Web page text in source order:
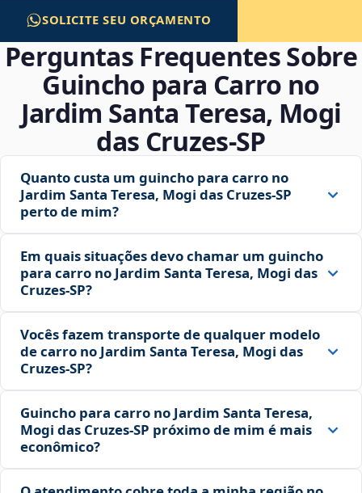
SOLICITE SEU ORÇAMENTO
Perguntas Frequentes Sobre
Guincho para Carro no
Jardim Santa Teresa, Mogi
das Cruzes‑SP
Quanto custa um guincho para carro no
Jardim Santa Teresa, Mogi das Cruzes‑SP
perto de mim?
Em quais situações devo chamar um guincho
para carro no Jardim Santa Teresa, Mogi das
Cruzes‑SP?
Vocês fazem transporte de qualquer modelo
de carro no Jardim Santa Teresa, Mogi das
Cruzes‑SP?
Guincho para carro no Jardim Santa Teresa,
Mogi das Cruzes‑SP próximo de mim é mais
econômico?